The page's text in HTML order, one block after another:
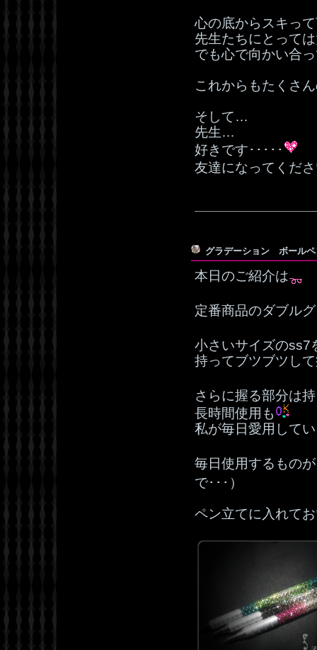
心の底からスキっ
先生たちにとって
でも心で向かい合
これからもたくさ
そして…
先生…
好きです･････
友達になってくだ
グラデーション ボール
本日のご紹介は
定番商品のダブル
小さいサイズのss7
持ってブツブツし
さらに握る部分は
長時間使用も
私が毎日愛用して
毎日使用するもの
で･･･）
ペン立てに入れて